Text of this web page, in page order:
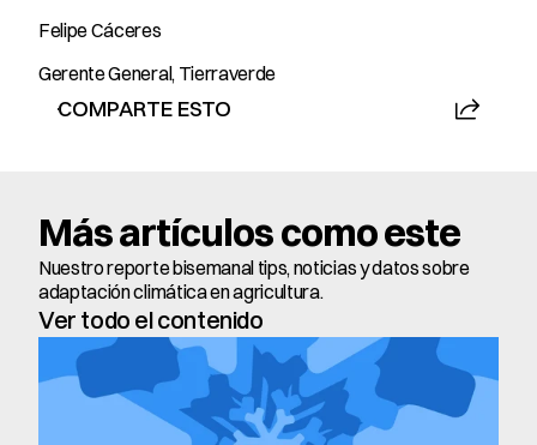
Felipe Cáceres
Gerente General, Tierraverde
COMPARTE ESTO
Más artículos como este
Nuestro reporte bisemanal tips, noticias y datos sobre
adaptación climática en agricultura.
Ver todo el contenido